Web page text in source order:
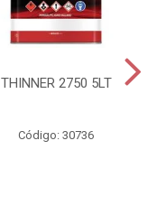
THINNER 2750 5LT
Código: 30736